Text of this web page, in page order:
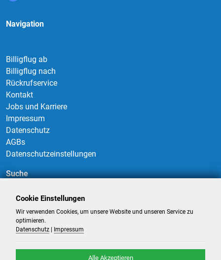
Navigation
Billigflug ab
Billigflug nach
Rückrufservice
Kontakt
Jobs und Karriere
Impressum
Datenschutz
AGBs
Datenschutzeinstellungen
Suche
Suchen
Cookie Einstellungen
Wir verwenden Cookies, um unsere Website und unseren Service zu
optimieren.
Datenschutz
Impressum
Alle Akzeptieren